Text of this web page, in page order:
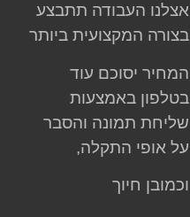
אצלנו העבודה תתבצע
בצורה המקצועית ביותר
המחיר יסוכם עוד
בטלפון באמצעות
שליחת תמונה והסבר
על אופי התקלה,
וכמובן חיוך